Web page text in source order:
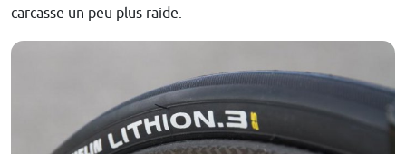
carcasse un peu plus raide.